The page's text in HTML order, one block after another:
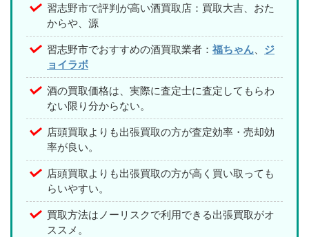
習志野市で評判が高い酒買取店：買取大吉、おた
からや、源
習志野市でおすすめの酒買取業者： 福ちゃん
ジ
ョイラボ
酒の買取価格は、実際に査定士に査定してもらわ
ない限り分からない。
店頭買取よりも出張買取の方が査定効率・売却効
率が良い。
店頭買取よりも出張買取の方が高く買い取っても
らいやすい。
買取方法はノーリスクで利用できる出張買取がオ
ススメ。